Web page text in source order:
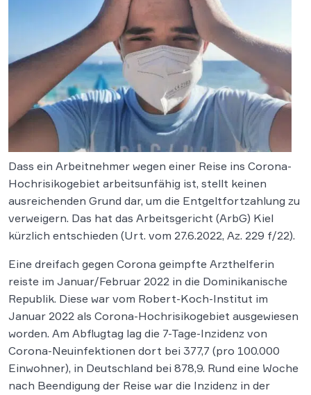
Dass ein Arbeitnehmer wegen einer Reise ins Corona-
Hochrisikogebiet arbeitsunfähig ist, stellt keinen
ausreichenden Grund dar, um die Entgeltfortzahlung zu
verweigern. Das hat das Arbeitsgericht (ArbG) Kiel
kürzlich entschieden (Urt. vom 27.6.2022, Az. 229 f/22).
Eine dreifach gegen Corona geimpfte Arzthelferin
reiste im Januar/Februar 2022 in die Dominikanische
Republik. Diese war vom Robert-Koch-Institut im
Januar 2022 als Corona-Hochrisikogebiet ausgewiesen
worden. Am Abflugtag lag die 7-Tage-Inzidenz von
Corona-Neuinfektionen dort bei 377,7 (pro 100.000
Einwohner), in Deutschland bei 878,9. Rund eine Woche
nach Beendigung der Reise war die Inzidenz in der